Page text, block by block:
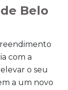
Belo
com a
o seu
a um novo